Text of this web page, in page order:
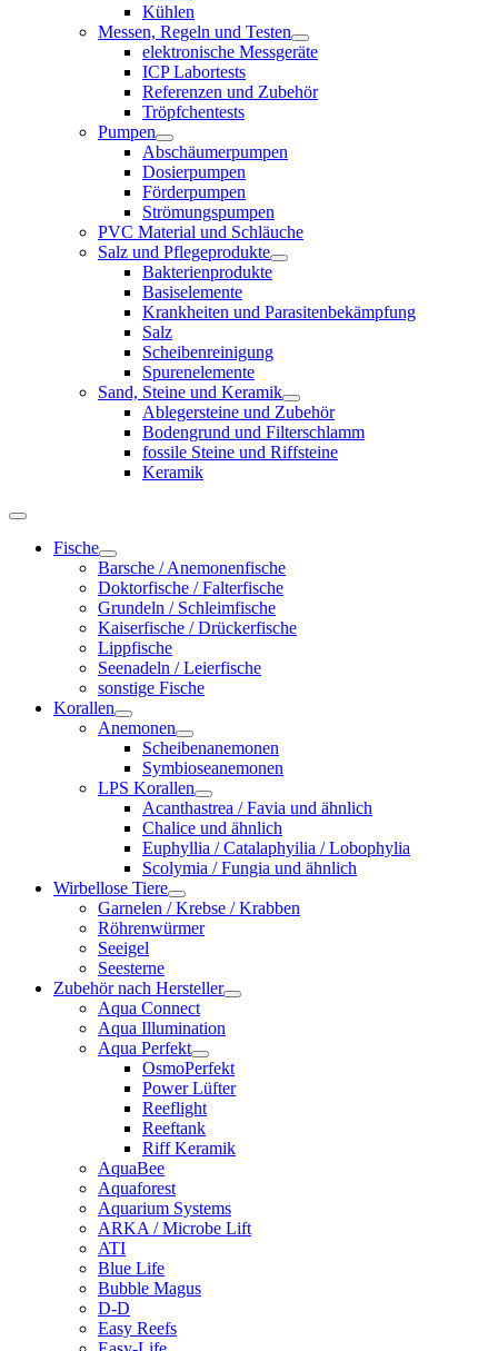
Kühlen
Messen, Regeln und Testen
elektronische Messgeräte
ICP Labortests
Referenzen und Zubehör
Tröpfchentests
Pumpen
Abschäumerpumpen
Dosierpumpen
Förderpumpen
Strömungspumpen
PVC Material und Schläuche
Salz und Pflegeprodukte
Bakterienprodukte
Basiselemente
Krankheiten und Parasitenbekämpfung
Salz
Scheibenreinigung
Spurenelemente
Sand, Steine und Keramik
Ablegersteine und Zubehör
Bodengrund und Filterschlamm
fossile Steine und Riffsteine
Keramik
Fische
Barsche / Anemonenfische
Doktorfische / Falterfische
Grundeln / Schleimfische
Kaiserfische / Drückerfische
Lippfische
Seenadeln / Leierfische
sonstige Fische
Korallen
Anemonen
Scheibenanemonen
Symbioseanemonen
LPS Korallen
Acanthastrea / Favia und ähnlich
Chalice und ähnlich
Euphyllia / Catalaphyilia / Lobophylia
Scolymia / Fungia und ähnlich
Wirbellose Tiere
Garnelen / Krebse / Krabben
Röhrenwürmer
Seeigel
Seesterne
Zubehör nach Hersteller
Aqua Connect
Aqua Illumination
Aqua Perfekt
OsmoPerfekt
Power Lüfter
Reeflight
Reeftank
Riff Keramik
AquaBee
Aquaforest
Aquarium Systems
ARKA / Microbe Lift
ATI
Blue Life
Bubble Magus
D-D
Easy Reefs